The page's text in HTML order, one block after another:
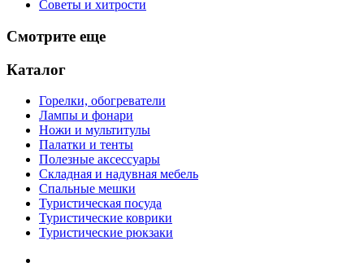
Советы и хитрости
Смотрите еще
Каталог
Горелки, обогреватели
Лампы и фонари
Ножи и мультитулы
Палатки и тенты
Полезные аксессуары
Складная и надувная мебель
Спальные мешки
Туристическая посуда
Туристические коврики
Туристические рюкзаки